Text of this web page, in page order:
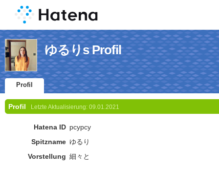
ゆるりs Profil
Profil
Profil Letzte Aktualisierung: 09.01.2021
Hatena ID pcypcy
Spitzname ゆるり
Vorstellung 細々と